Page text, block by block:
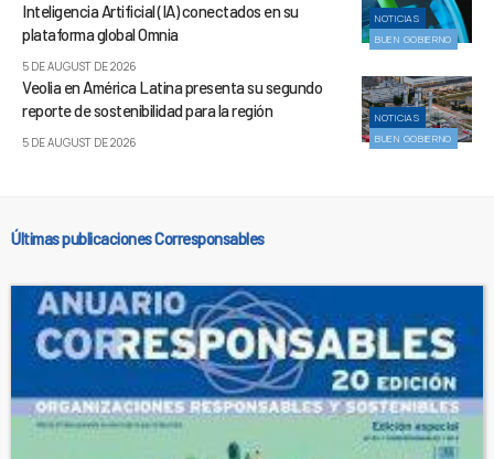
NOTICIAS
BUEN GOBIERNO
Inteligencia Artificial (IA) conectados en su
plataforma global Omnia
5 DE AUGUST DE 2026
NOTICIAS
BUEN GOBIERNO
Veolia en América Latina presenta su segundo
reporte de sostenibilidad para la región
5 DE AUGUST DE 2026
Últimas publicaciones Corresponsables